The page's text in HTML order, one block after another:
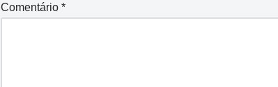
Comentário *